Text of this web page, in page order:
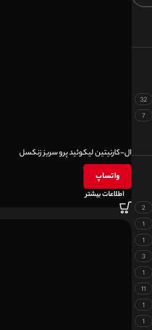
32
7
2
1
1
3
1
11
1
1
ال-کارنیتین لیکوئید پرو سریز زنکسل
واتساپ
اطلاعات بیشتر